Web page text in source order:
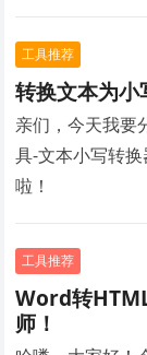
工具推荐
转换文本为小
亲们，今天我
具-文本小写转
啦！
工具推荐
Word转
师！